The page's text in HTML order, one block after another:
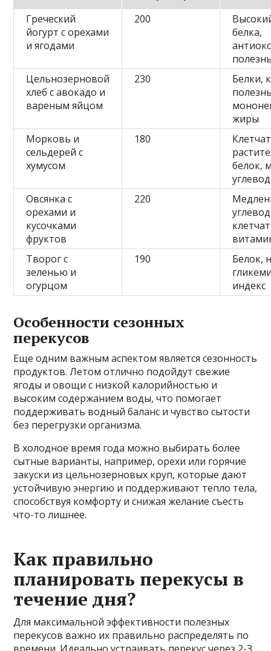
Греческий
йогурт с орехами
и ягодами
200
белка,
Цельнозерновой
хлеб с авокадо и
вареным яйцом
230
Белки,
жиры
Морковь и
сельдерей с
хумусом
180
белок,
Овсянка с
орехами и
кусочками
фруктов
220
Творог с
зеленью и
огурцом
190
Белок,
индекс
Особенности сезонных
перекусов
Еще одним важным аспектом является сезонность
продуктов. Летом отлично подойдут свежие
ягоды и овощи с низкой калорийностью и
высоким содержанием воды, что помогает
поддерживать водный баланс и чувство сытости
без перегрузки организма.
В холодное время года можно выбирать более
сытные варианты, например, орехи или горячие
закуски из цельнозерновых круп, которые дают
устойчивую энергию и поддерживают тепло тела,
способствуя комфорту и снижая желание съесть
что-то лишнее.
Как правильно
планировать перекусы в
течение дня?
Для максимальной эффективности полезных
перекусов важно их правильно распределять по